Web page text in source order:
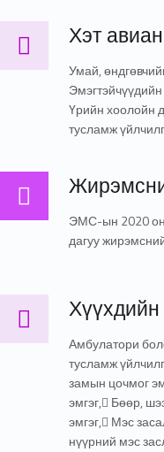
Хэт авиан шинжилгээ
Хэт
Умай,
Үрийн хоолойн
тусламж
Жирэмсний хяналт
ЭМС-ын 2020
дагуу
Хүүхдийн тусламж
Амбулатори
тусламж
замын цочмог
эмгэг, Бөөр,
эмгэг, Мэс
нүүрний мэс